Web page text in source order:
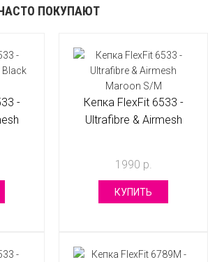
ПОКУПАЮТ
-
Кепка FlexFit 6533 -
Ultrafibre & Airmesh
1990 р.
КУПИТЬ